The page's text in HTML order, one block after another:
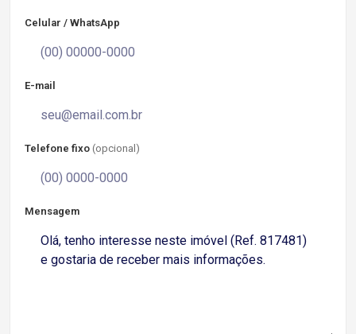
Celular / WhatsApp
E-mail
Telefone fixo (opcional)
Mensagem